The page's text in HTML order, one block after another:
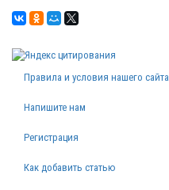
Правила и условия нашего сайта
Напишите нам
Регистрация
Как добавить статью